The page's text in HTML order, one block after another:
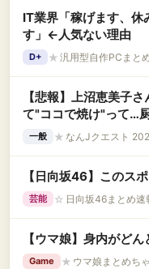
IT業界「稼げます、休
す」←人気ない理由
D+ ★ 汎用型自作PCまと
【悲報】上沼恵美子
て"ココで焼け"って…
ｗｗｗ
一般 ★ なんJクエスト
【日向坂46】このス
芸能 ☆ 日向坂46まとめ
【ウマ娘】身内がど
Game ★ ウマ娘まとめち